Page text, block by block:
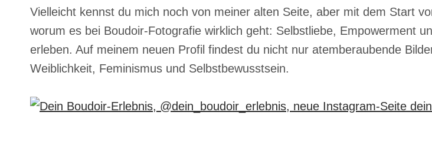
Vielleicht kennst du mich noch von meiner alten Seite, aber mit dem Start
worum es bei Boudoir-Fotografie wirklich geht: Selbstliebe, Empowerment
erleben. Auf meinem neuen Profil findest du nicht nur atemberaubende
Weiblichkeit, Feminismus und Selbstbewusstsein.